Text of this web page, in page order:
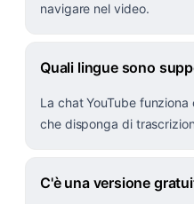
navigare nel video.
Quali lingue sono
La chat YouTube
che disponga di
C'è una versione